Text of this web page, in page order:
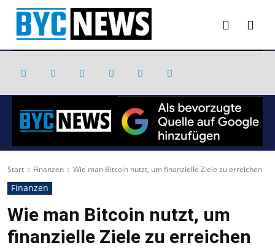
Start Finanzen Wie man Bitcoin nutzt, um finanzielle Ziele zu erreichen
Finanzen
Wie man Bitcoin nutzt, um
finanzielle Ziele zu erreichen